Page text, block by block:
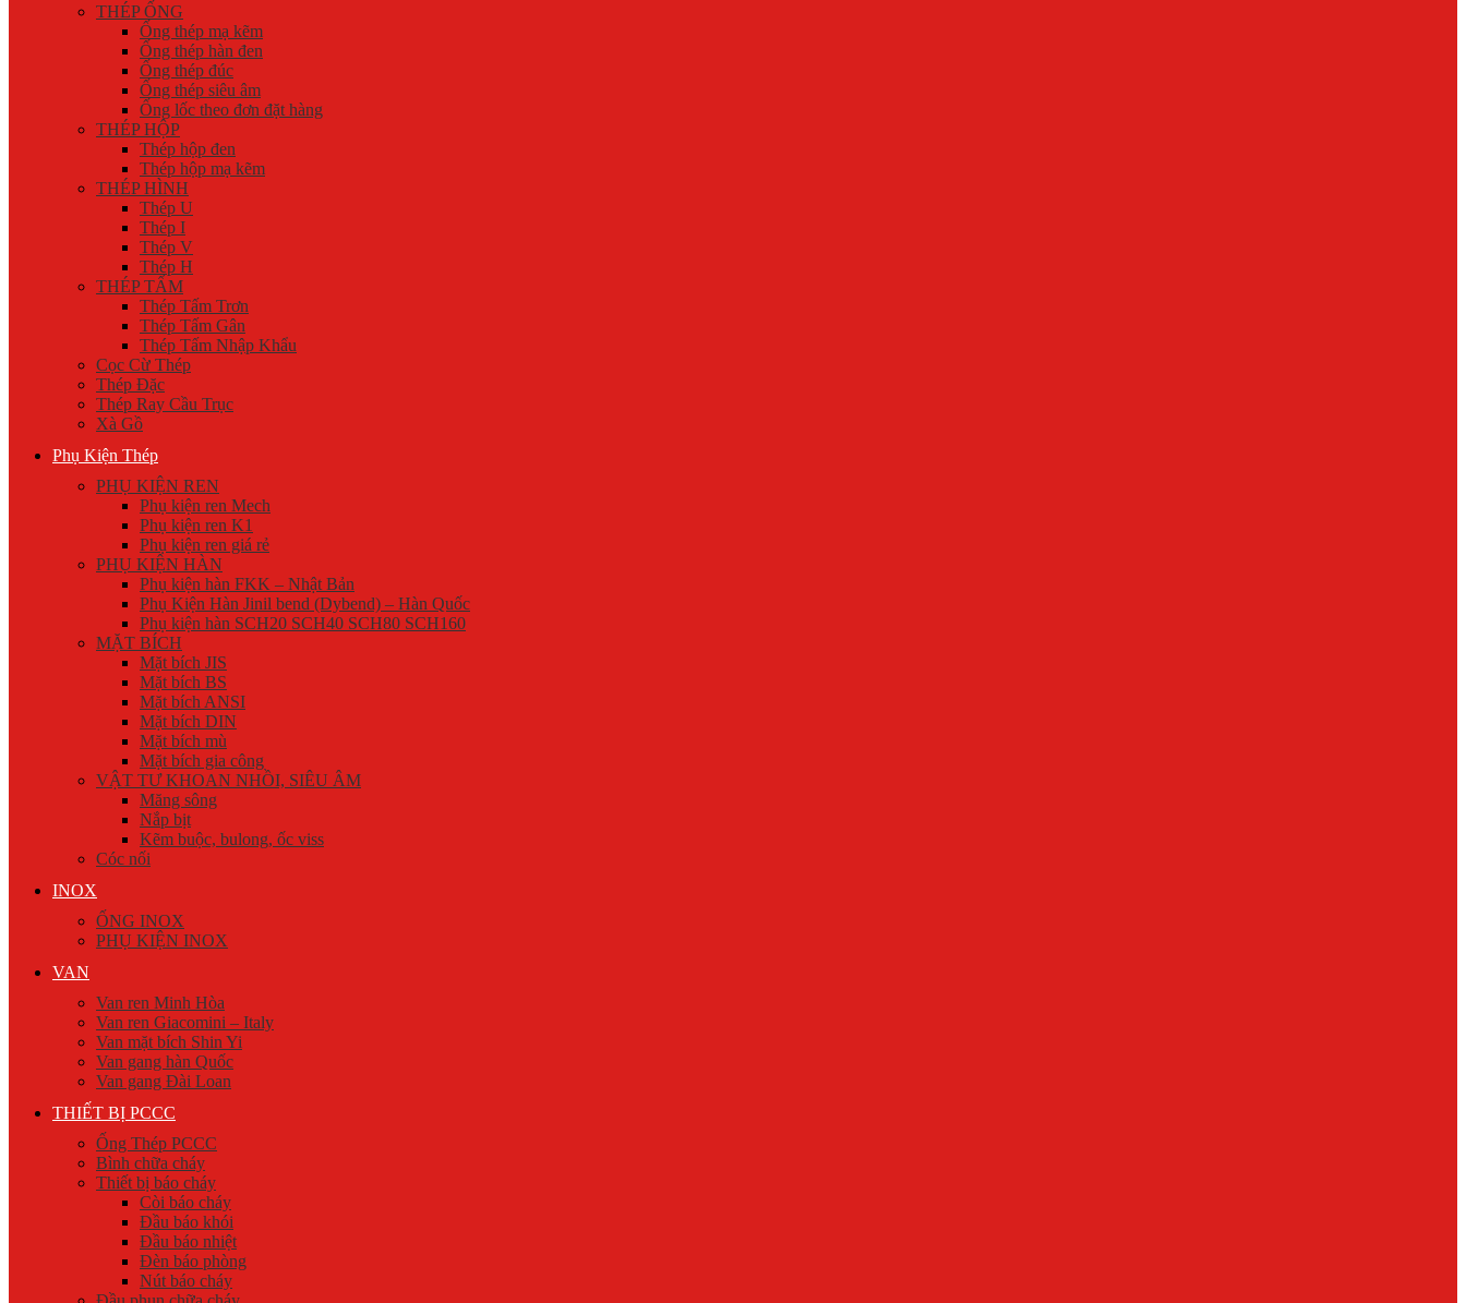
THÉP ỐNG
Ống thép mạ kẽm
Ống thép hàn đen
Ống thép đúc
Ống thép siêu âm
Ống lốc theo đơn đặt hàng
THÉP HỘP
Thép hộp đen
Thép hộp mạ kẽm
THÉP HÌNH
Thép U
Thép I
Thép V
Thép H
THÉP TẤM
Thép Tấm Trơn
Thép Tấm Gân
Thép Tấm Nhập Khẩu
Cọc Cừ Thép
Thép Đặc
Thép Ray Cầu Trục
Xà Gồ
Phụ Kiện Thép
PHỤ KIỆN REN
Phụ kiện ren Mech
Phụ kiện ren K1
Phụ kiện ren giá rẻ
PHỤ KIỆN HÀN
Phụ kiện hàn FKK – Nhật Bản
Phụ Kiện Hàn Jinil bend (Dybend) – Hàn Quốc
Phụ kiện hàn SCH20 SCH40 SCH80 SCH160
MẶT BÍCH
Mặt bích JIS
Mặt bích BS
Mặt bích ANSI
Mặt bích DIN
Mặt bích mù
Mặt bích gia công
VẬT TƯ KHOAN NHỒI, SIÊU ÂM
Măng sông
Nắp bịt
Kẽm buộc, bulong, ốc viss
Cóc nối
INOX
ỐNG INOX
PHỤ KIỆN INOX
VAN
Van ren Minh Hòa
Van ren Giacomini – Italy
Van mặt bích Shin Yi
Van gang hàn Quốc
Van gang Đài Loan
THIẾT BỊ PCCC
Ống Thép PCCC
Bình chữa cháy
Thiết bị báo cháy
Còi báo cháy
Đầu báo khói
Đầu báo nhiệt
Đèn báo phòng
Nút báo cháy